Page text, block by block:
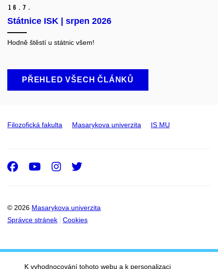
16. 7.
Státnice ISK | srpen 2026
Hodně štěstí u státnic všem!
PŘEHLED VŠECH ČLÁNKŮ
Filozofická fakulta Masarykova univerzita IS MU
© 2026 Masarykova univerzita
Správce stránek
Cookies
Facebook
Youtube
Instagram
Twitter
K vyhodnocování tohoto webu a k personalizaci